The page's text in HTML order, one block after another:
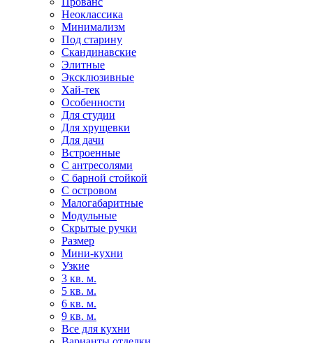
Неоклассика
Минимализм
Под старину
Скандинавские
Элитные
Эксклюзивные
Хай-тек
Особенности
Для студии
Для хрущевки
Для дачи
Встроенные
С антресолями
С барной стойкой
С островом
Малогабаритные
Модульные
Скрытые ручки
Размер
Мини-кухни
Узкие
3 кв. м.
5 кв. м.
6 кв. м.
9 кв. м.
Все для кухни